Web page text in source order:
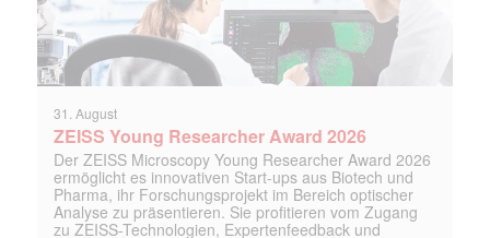
31. August
ZEISS Young Researcher Award 2026
Der ZEISS Microscopy Young Researcher Award 2026
ermöglicht es innovativen Start-ups aus Biotech und
Pharma, ihr Forschungsprojekt im Bereich optischer
Analyse zu präsentieren. Sie profitieren vom Zugang
zu ZEISS-Technologien, Expertenfeedback und